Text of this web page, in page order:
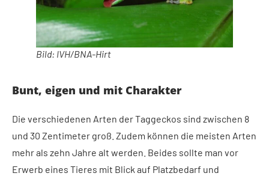
Bild: IVH/BNA-Hirt
Bunt, eigen und mit Charakter
Die verschiedenen Arten der Taggeckos sind zwischen 8
und 30 Zentimeter groß. Zudem können die meisten Arten
mehr als zehn Jahre alt werden. Beides sollte man vor
Erwerb eines Tieres mit Blick auf Platzbedarf und